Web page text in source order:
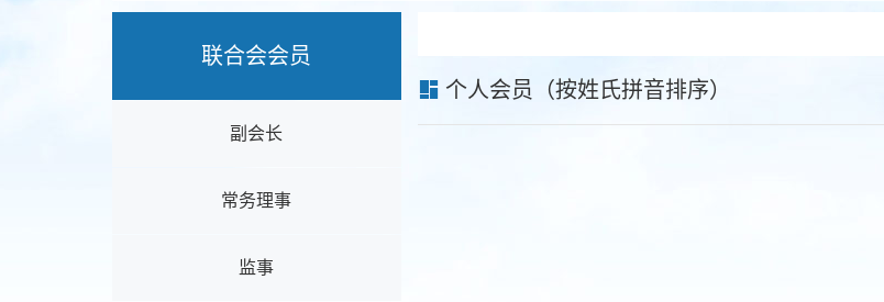
联合会会员
副会长
常务理事
监事
个人会员（按姓氏拼音排序）